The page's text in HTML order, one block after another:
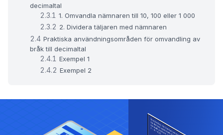
decimaltal
1. Omvandla nämnaren till 10, 100 eller 1 000
2. Dividera täljaren med nämnaren
Praktiska användningsområden för omvandling av
bråk till decimaltal
Exempel 1
Exempel 2